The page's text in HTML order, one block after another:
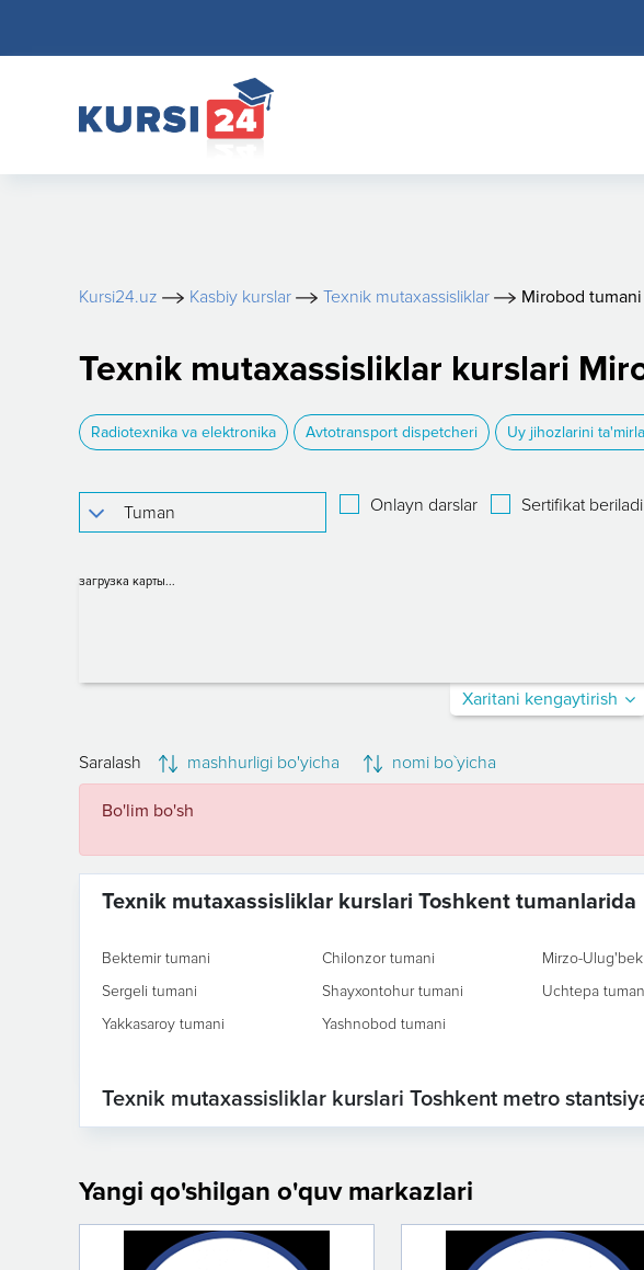
Kursi24.uz Kasbiy kurslar Texnik mutaxassisliklar Mirobod tumani
Texnik mutaxassisliklar kurslari
Radiotexnika va elektronika Avtotransport dispetcheri Uy jihozlarini
Onlayn darslar Sertifikat beriladi
загрузка карты...
Xaritani kengaytirish
Saralash mashhurligi bo'yicha nomi bo`yicha
Bo'lim bo'sh
Texnik mutaxassisliklar kurslari Toshkent tumanlarida
Bektemir tumani Chilonzor tumani Mirzo-
Sergeli tumani
Shayxontohur tumani Uchtepa
Yakkasaroy tumani
Yashnobod tumani
Texnik mutaxassisliklar kurslari Toshkent metro
Yangi qo'shilgan o'quv markazlari